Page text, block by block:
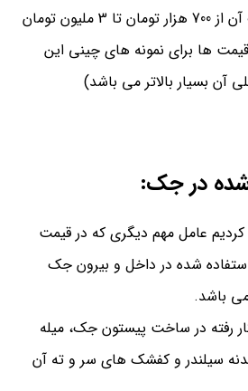
قیمت سایز های مختلف آن از 700 هزار تومان تا 3 ملیون تومان
ها برای نمونه های چینی این
بسیار بالاتر می باشد)
شده در جک:
کردیم عامل مهم دیگری که در قیمت
استفاده شده در داخل و بیرون جک
رفته در ساخت پیستون جک، میله
سیلندر و کفشک های سر و ته آن